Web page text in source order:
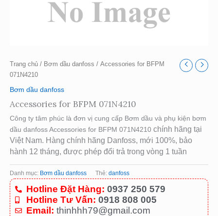
Trang chủ / Bơm dầu danfoss / Accessories for BFPM
071N4210
Bơm dầu danfoss
Accessories for BFPM 071N4210
Công ty tâm phúc là đơn vị cung cấp Bơm dầu và phụ kiện bơm
dầu danfoss Accessories for BFPM 071N4210 chính hãng tại
Việt Nam. Hàng chính hãng Danfoss, mới 100%, bảo
hành 12 tháng, được phép đổi trả trong vòng 1 tuần
Danh mục: Bơm dầu danfoss Thẻ: danfoss
Hotline Đặt Hàng: 0937 250 579
Hotline Tư Vấn: 0918 808 005
Email: thinhhh79@gmail.com